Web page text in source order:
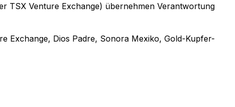
TSX Venture Exchange) übernehmen Verantwortung
Exchange, Dios Padre, Sonora Mexiko, Gold-Kupfer-